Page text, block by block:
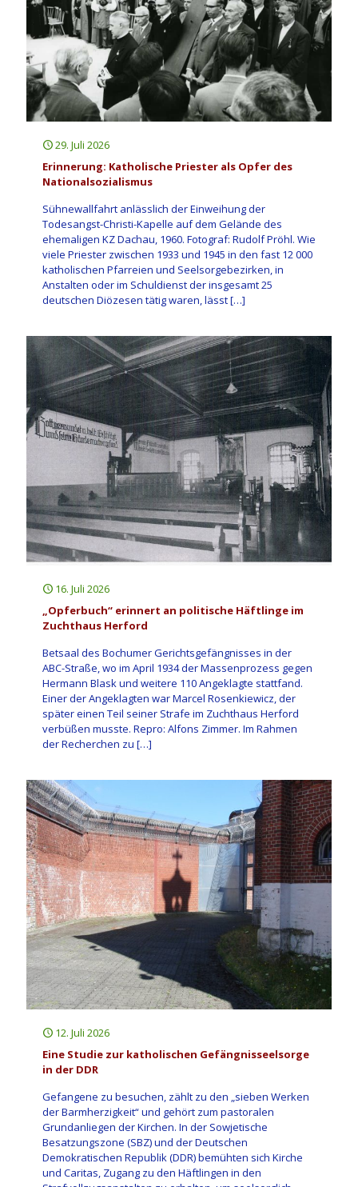
29. Juli 2026
Erinnerung: Katholische Priester als Opfer des
Nationalsozialismus
Sühnewallfahrt anlässlich der Einweihung der
Todesangst-Christi-Kapelle auf dem Gelände des
ehemaligen KZ Dachau, 1960. Fotograf: Rudolf Pröhl. Wie
viele Priester zwischen 1933 und 1945 in den fast 12 000
katholischen Pfarreien und Seelsorgebezirken, in
Anstalten oder im Schuldienst der insgesamt 25
deutschen Diözesen tätig waren, lässt[…]
16. Juli 2026
„Opferbuch“ erinnert an politische Häftlinge im
Zuchthaus Herford
Betsaal des Bochumer Gerichtsgefängnisses in der
ABC-Straße, wo im April 1934 der Massenprozess gegen
Hermann Blask und weitere 110 Angeklagte stattfand.
Einer der Angeklagten war Marcel Rosenkiewicz, der
später einen Teil seiner Strafe im Zuchthaus Herford
verbüßen musste. Repro: Alfons Zimmer. Im Rahmen
der Recherchen zu […]
12. Juli 2026
Eine Studie zur katholischen Gefängnisseelsorge
in der DDR
Gefangene zu besuchen, zählt zu den „sieben Werken
der Barmherzigkeit“ und gehört zum pastoralen
Grundanliegen der Kirchen. In der Sowjetische
Besatzungszone (SBZ) und der Deutschen
Demokratischen Republik (DDR) bemühten sich Kirche
und Caritas, Zugang zu den Häftlingen in den